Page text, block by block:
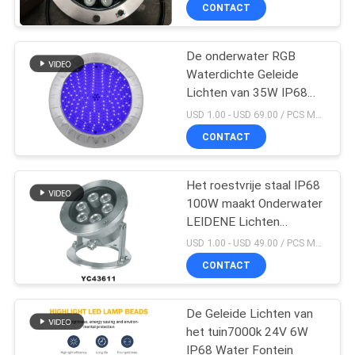
CONTACTEER
ONS
VERZOEK
CITAAT
NEWS
SITEMAP
PRIVACY
POLICY
CONTACT
De onderwater RGB
Waterdichte Geleide
Lichten van 35W IP68
voor Zwembad
CONTACT
Het roestvrije staal IP68
100W maakt Onderwater
LEIDENE Lichten
waterdicht
USD 1.00 - USD 49.00 / PCS MOQ:PCs 1
CONTACT
De Geleide Lichten van
het tuin7000k 24V 6W
IP68 Water Fontein